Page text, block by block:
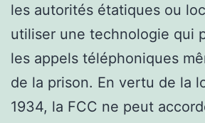
les autorités étatiques ou
utiliser une technologie qui
les appels téléphoniques
de la prison. En vertu de la
1934, la FCC ne peut